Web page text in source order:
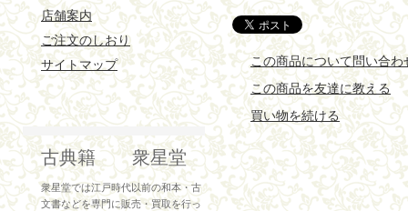
この商品について問い合わ
この商品を友達に教える
買い物を続ける
店舗案内
ご注文のしおり
サイトマップ
古典籍 衆星堂
衆星堂では江戸時代以前の和本・古
文書などを専門に販売・買取を行っ